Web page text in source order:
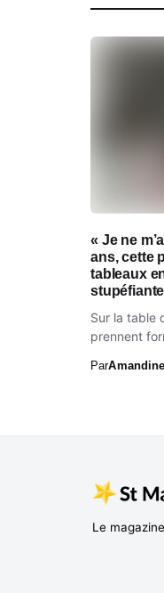
« Je ne
ans, cette
tableaux
stupéfiante
Sur la table
prennent
Par
Le